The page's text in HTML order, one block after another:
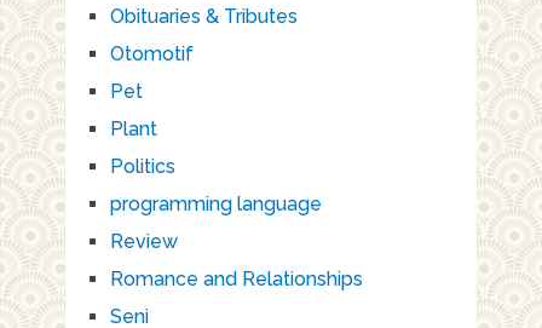
Obituaries & Tributes
Otomotif
Pet
Plant
Politics
programming language
Review
Romance and Relationships
Seni